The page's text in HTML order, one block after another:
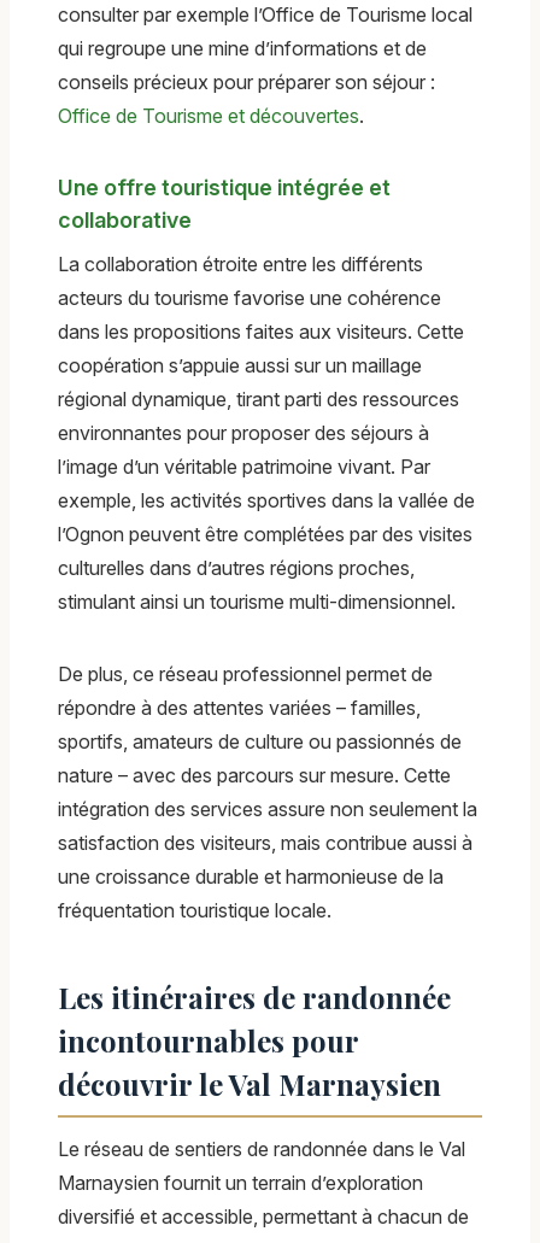
consulter par exemple l’Office de Tourisme local
qui regroupe une mine d’informations et de
conseils précieux pour préparer son séjour :
Office de Tourisme et découvertes.
Une offre touristique intégrée et
collaborative
La collaboration étroite entre les différents
acteurs du tourisme favorise une cohérence
dans les propositions faites aux visiteurs. Cette
coopération s’appuie aussi sur un maillage
régional dynamique, tirant parti des ressources
environnantes pour proposer des séjours à
l’image d’un véritable patrimoine vivant. Par
exemple, les activités sportives dans la vallée de
l’Ognon peuvent être complétées par des visites
culturelles dans d’autres régions proches,
stimulant ainsi un tourisme multi-dimensionnel.
De plus, ce réseau professionnel permet de
répondre à des attentes variées – familles,
sportifs, amateurs de culture ou passionnés de
nature – avec des parcours sur mesure. Cette
intégration des services assure non seulement la
satisfaction des visiteurs, mais contribue aussi à
une croissance durable et harmonieuse de la
fréquentation touristique locale.
Les itinéraires de randonnée
incontournables pour
découvrir le Val Marnaysien
Le réseau de sentiers de randonnée dans le Val
Marnaysien fournit un terrain d’exploration
diversifié et accessible, permettant à chacun de